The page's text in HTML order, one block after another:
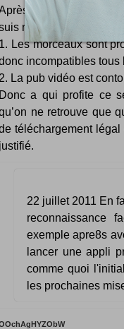
lecture de votre
rendu compte que :
Les morceaux sont
incompatibles tous
La pub vidéo est
a qui profite ce
ne retrouve que
téléchargement
22 juillet 2011 En
reconnaissance
exemple apre8s
lancer une appli
comme quoi
les prochaines